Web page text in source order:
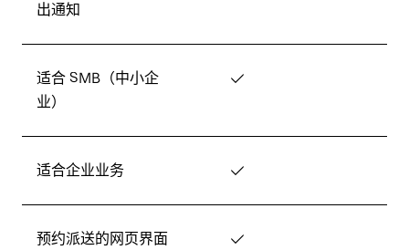
出通知
适合 SMB（中小企
业）
✓
适合企业业务 ✓
预约派送的网页界面 ✓